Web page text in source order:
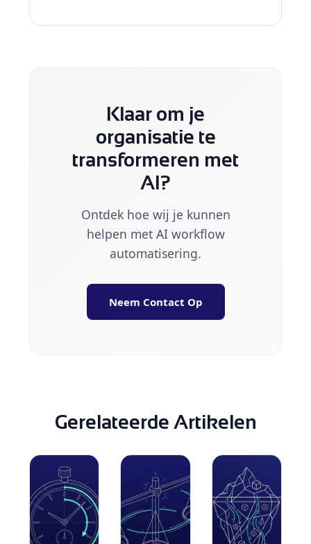
Klaar om je
organisatie te
transformeren met
AI?
Ontdek hoe wij je kunnen
helpen met AI workflow
automatisering.
Neem Contact Op
Gerelateerde Artikelen